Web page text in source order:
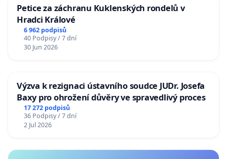
Petice za záchranu Kuklenských rondelů v
Hradci Králové
6 962 podpisů
40 Podpisy / 7 dní
30 Jun 2026
Výzva k rezignaci ústavního soudce JUDr. Josefa
Baxy pro ohrožení důvěry ve spravedlivý proces
17 272 podpisů
36 Podpisy / 7 dní
2 Jul 2026